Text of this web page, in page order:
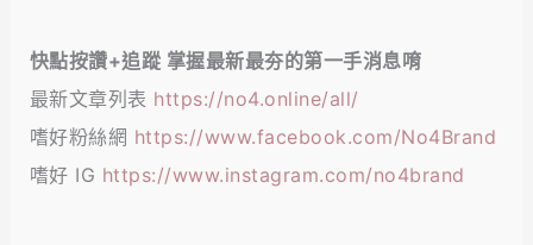
快點按讚+追蹤 掌握最新最夯的第一手消息唷
最新文章列表 https://no4.online/all/
嗜好粉絲網 https://www.facebook.com/No4Brand
嗜好 IG https://www.instagram.com/no4brand